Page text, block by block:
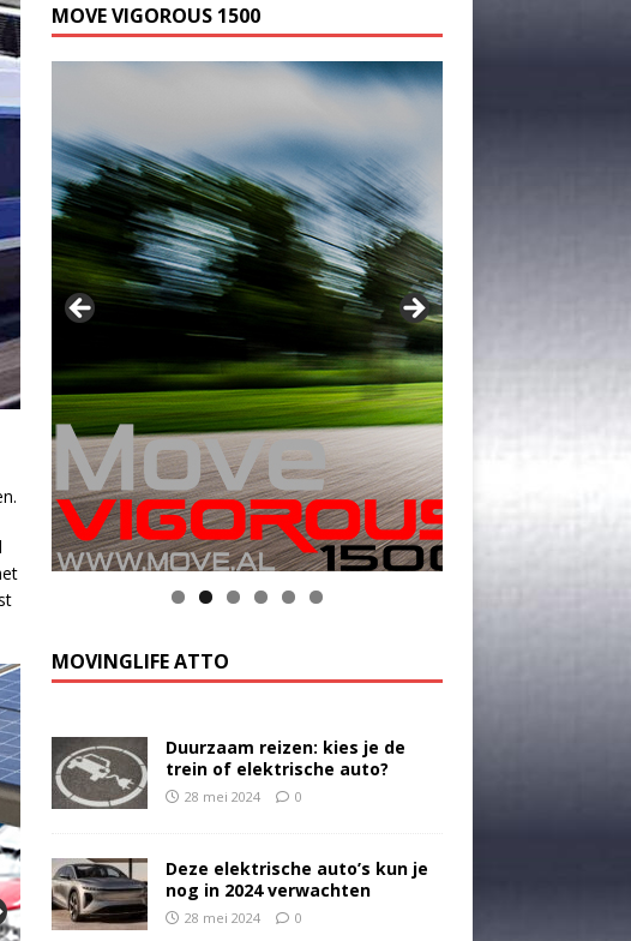
MOVE VIGOROUS 1500
Klik op de foto voor meer informatie
MOVINGLIFE ATTO
Duurzaam reizen: kies je de
trein of elektrische auto?
28 mei 2024 0
Deze elektrische auto’s kun je
nog in 2024 verwachten
28 mei 2024 0